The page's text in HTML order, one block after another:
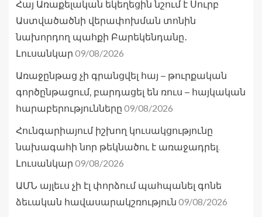
Հայ Առաքելական եկեղեցին նշում է Սուրբ
Աստվածածնի վերափոխման տոնին
նախորդող պահքի Բարեկենդանը․
Լուսանկար 09/08/2026
Առաջընթաց չի գրանցվել հայ – թուրքական
գործընթացում, բարդացել են ռուս – հայկական
հարաբերությունները 09/08/2026
Հունգարիայում իշխող կուսակցությունը
նախագահի նոր թեկնածու է առաջադրել.
Լուսանկար 09/08/2026
ԱՄՆ այլեւս չի էլ փորձում պահպանել գոնե
ձեւական հավասարակշռություն 09/08/2026